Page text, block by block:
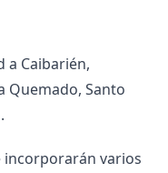
a Caibarién,
Quemado, Santo
incorporarán varios